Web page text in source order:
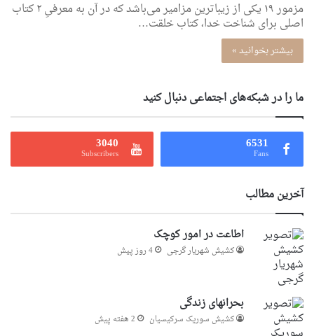
مزمور ۱۹ یکی‌ از زیباترین مزامیر می‌باشد که در آن به معرفی‌ِ ۲ کتاب
اصلی‌ برای شناخت خدا، کتاب خلقت…
بیشتر بخوانید »
ما را در شبکه‌های اجتماعی دنبال کنید
6531
Fans
3040
Subscribers
آخرین مطالب
اطاعت در امور کوچک
کشیش شهریار گرجى 4 روز پیش
بحرانهای زندگی
کشیش سوریک سرکیسیان 2 هفته پیش